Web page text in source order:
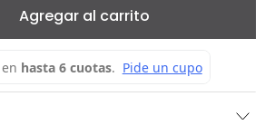
Agregar al carrito